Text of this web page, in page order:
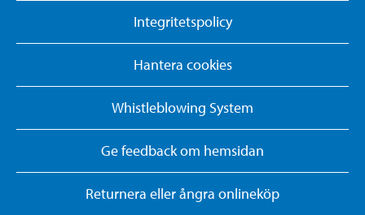
Integritetspolicy
Hantera cookies
Whistleblowing System
Ge feedback om hemsidan
Returnera eller ångra onlineköp